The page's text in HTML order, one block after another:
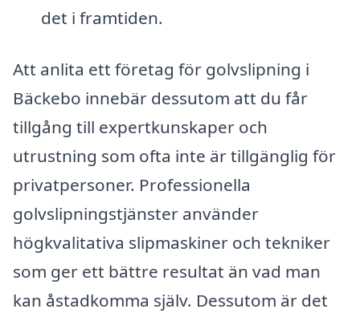
det i framtiden.
Att anlita ett företag för golvslipning i
Bäckebo innebär dessutom att du får
tillgång till expertkunskaper och
utrustning som ofta inte är tillgänglig för
privatpersoner. Professionella
golvslipningstjänster använder
högkvalitativa slipmaskiner och tekniker
som ger ett bättre resultat än vad man
kan åstadkomma själv. Dessutom är det